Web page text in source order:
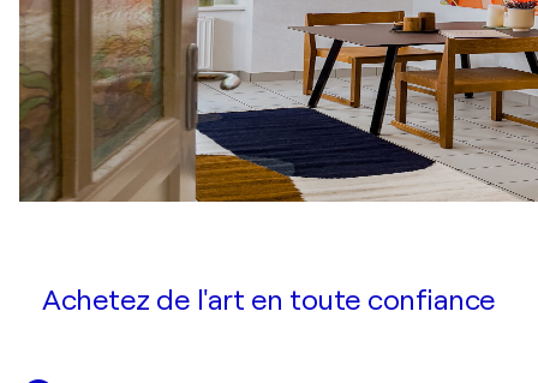
Achetez de l'art en toute confiance